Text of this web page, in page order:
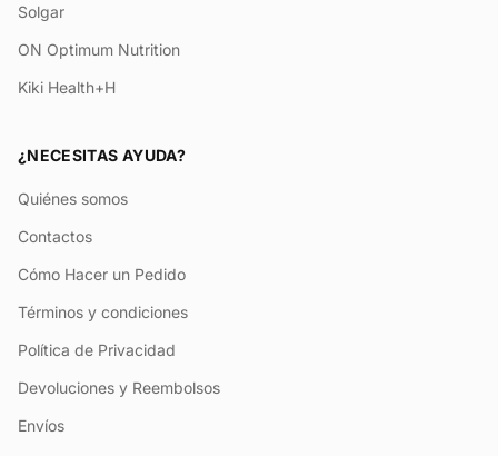
Solgar
ON Optimum Nutrition
Kiki Health+H
¿NECESITAS AYUDA?
Quiénes somos
Contactos
Cómo Hacer un Pedido
Términos y condiciones
Política de Privacidad
Devoluciones y Reembolsos
Envíos